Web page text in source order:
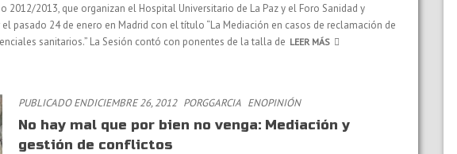
2012/2013, que organizan el Hospital Universitario de La Paz y el Foro Sanidad y
pasado 24 de enero en Madrid con el título “La Mediación en casos de reclamación de
sanitarios.” La Sesión contó con ponentes de la talla de LEER MÁS
PUBLICADO ENDICIEMBRE 26, 2012 PORGGARCIA ENOPINIÓN
No hay mal que por bien no venga: Mediación y
gestión de conflictos